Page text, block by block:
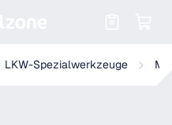
LKW-Spezialwerkzeuge
abgewinkelt